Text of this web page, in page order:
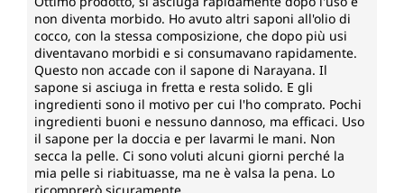
non diventa morbido. Ho avuto altri saponi all'olio di
cocco, con la stessa composizione, che dopo più usi
diventavano morbidi e si consumavano rapidamente.
Questo non accade con il sapone di Narayana. Il
sapone si asciuga in fretta e resta solido. E gli
ingredienti sono il motivo per cui l'ho comprato. Pochi
ingredienti buoni e nessuno dannoso, ma efficaci. Uso
il sapone per la doccia e per lavarmi le mani. Non
secca la pelle. Ci sono voluti alcuni giorni perché la
mia pelle si riabituasse, ma ne è valsa la pena. Lo